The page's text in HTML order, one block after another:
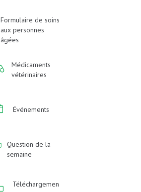
Formulaire de soins
aux personnes
âgées
Médicaments
vétérinaires
Événements
Question de la
semaine
Téléchargemen